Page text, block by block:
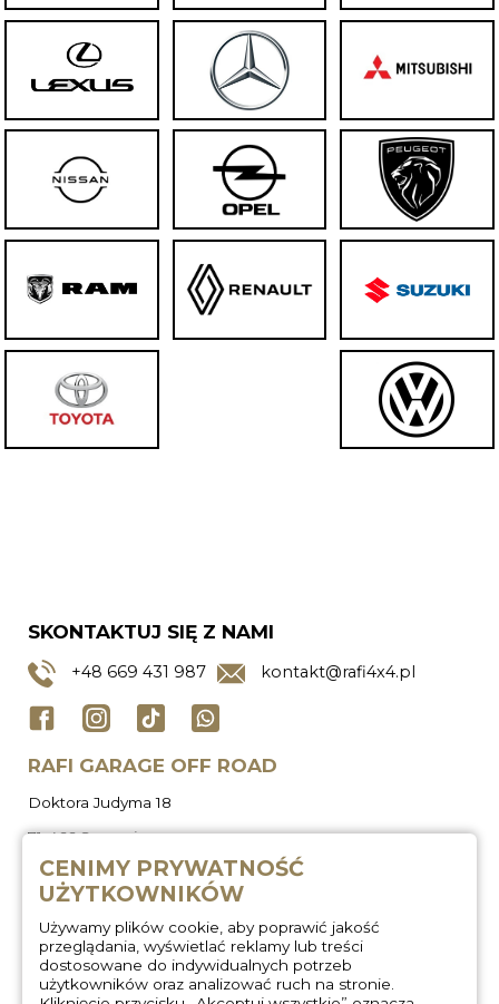
SKONTAKTUJ SIĘ Z NAMI
+48 669 431 987 kontakt@rafi4x4.pl
RAFI GARAGE OFF ROAD
Doktora Judyma 18
71-466 Szczecin
CENIMY PRYWATNOŚĆ
UŻYTKOWNIKÓW
Używamy plików cookie, aby poprawić jakość
przeglądania, wyświetlać reklamy lub treści
dostosowane do indywidualnych potrzeb
użytkowników oraz analizować ruch na stronie.